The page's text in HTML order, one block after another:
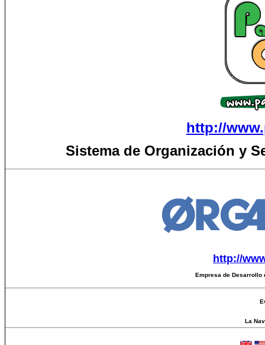
http://
Sistema de Organización y
http://
Empresa de
La